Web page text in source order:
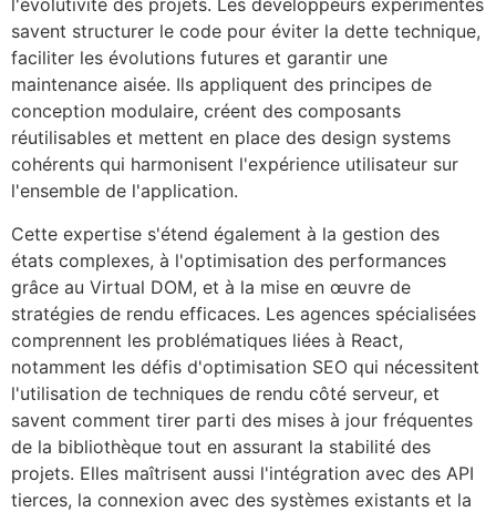
l'évolutivité des projets. Les développeurs expérimentés
savent structurer le code pour éviter la dette technique,
faciliter les évolutions futures et garantir une
maintenance aisée. Ils appliquent des principes de
conception modulaire, créent des composants
réutilisables et mettent en place des design systems
cohérents qui harmonisent l'expérience utilisateur sur
l'ensemble de l'application.
Cette expertise s'étend également à la gestion des
états complexes, à l'optimisation des performances
grâce au Virtual DOM, et à la mise en œuvre de
stratégies de rendu efficaces. Les agences spécialisées
comprennent les problématiques liées à React,
notamment les défis d'optimisation SEO qui nécessitent
l'utilisation de techniques de rendu côté serveur, et
savent comment tirer parti des mises à jour fréquentes
de la bibliothèque tout en assurant la stabilité des
projets. Elles maîtrisent aussi l'intégration avec des API
tierces, la connexion avec des systèmes existants et la